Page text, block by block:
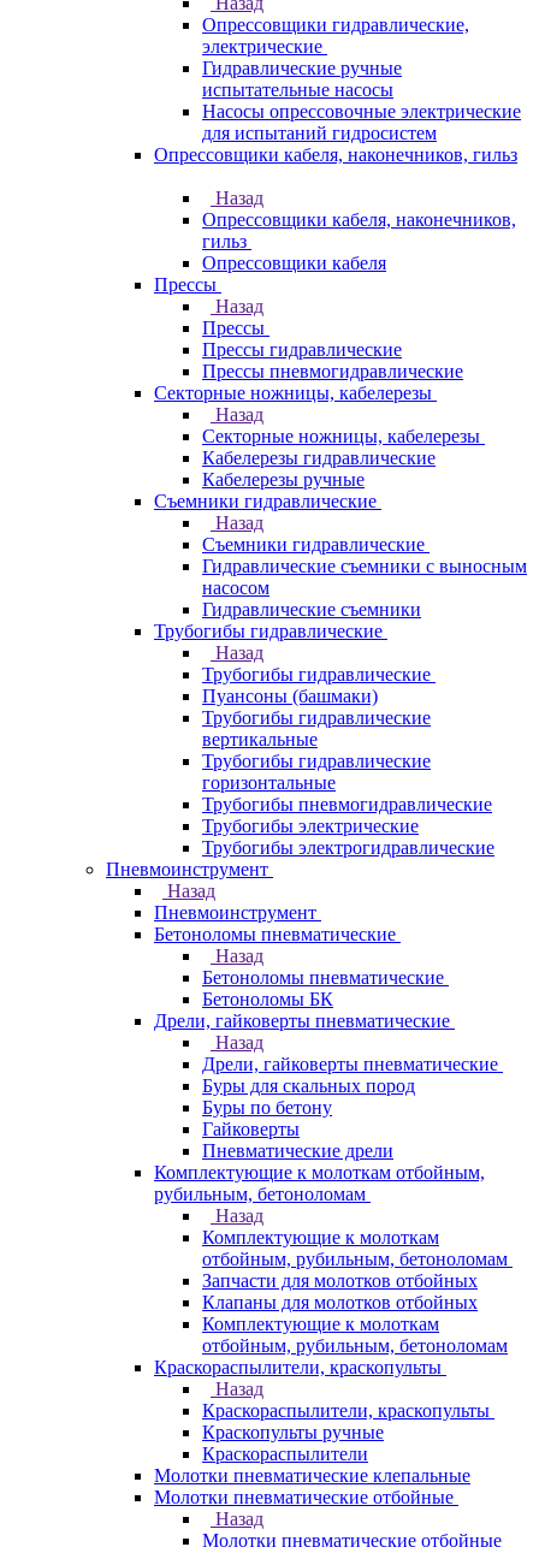
Опрессовщики гидравлические,
электрические
Гидравлические ручные
испытательные насосы
Насосы опрессовочные электрические
для испытаний гидросистем
Опрессовщики кабеля, наконечников, гильз
Назад
Опрессовщики кабеля, наконечников,
гильз
Опрессовщики кабеля
Прессы
Назад
Прессы
Прессы гидравлические
Прессы пневмогидравлические
Секторные ножницы, кабелерезы
Назад
Секторные ножницы, кабелерезы
Кабелерезы гидравлические
Кабелерезы ручные
Съемники гидравлические
Назад
Съемники гидравлические
Гидравлические cъемники с выносным
насосом
Гидравлические съемники
Трубогибы гидравлические
Назад
Трубогибы гидравлические
Пуансоны (башмаки)
Трубогибы гидравлические
вертикальные
Трубогибы гидравлические
горизонтальные
Трубогибы пневмогидравлические
Трубогибы электрические
Трубогибы электрогидравлические
Пневмоинструмент
Назад
Пневмоинструмент
Бетоноломы пневматические
Назад
Бетоноломы пневматические
Бетоноломы БК
Дрели, гайковерты пневматические
Назад
Дрели, гайковерты пневматические
Буры для скальных пород
Буры по бетону
Гайковерты
Пневматические дрели
Комплектующие к молоткам отбойным,
рубильным, бетоноломам
Назад
Комплектующие к молоткам
отбойным, рубильным, бетоноломам
Запчасти для молотков отбойных
Клапаны для молотков отбойных
Комплектующие к молоткам
отбойным, рубильным, бетоноломам
Краскораспылители, краскопульты
Назад
Краскораспылители, краскопульты
Краскопульты ручные
Краскораспылители
Молотки пневматические клепальные
Молотки пневматические отбойные
Назад
Молотки пневматические отбойные